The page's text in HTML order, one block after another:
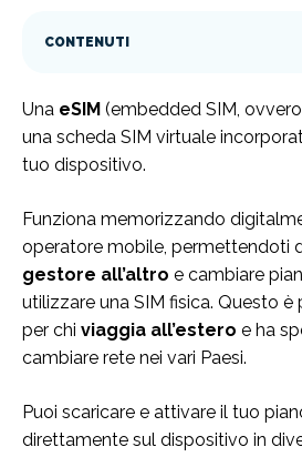
CONTENUTI
Una eSIM (embedded SIM,
una scheda SIM virtuale
tuo dispositivo.
Funziona memorizzando
operatore mobile, permettendoti
gestore all’altro e cambiare
utilizzare una SIM fisica. Questo
per chi viaggia all’estero e ha
cambiare rete nei vari Paesi.
Puoi scaricare e attivare il tuo
direttamente sul dispositivo in